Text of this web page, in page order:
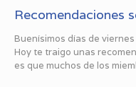
Recomendaciones
Buenísimos días de
Hoy te traigo unas
es que muchos de los